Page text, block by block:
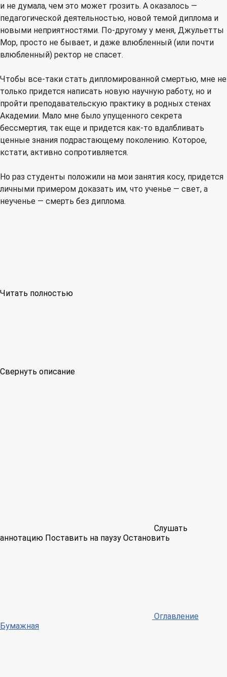
и не думала, чем это может грозить. А оказалось —
педагогической деятельностью, новой темой диплома и
новыми неприятностями. По-другому у меня, Джульетты
Мор, просто не бывает, и даже влюбленный (или почти
влюбленный) ректор не спасет.
Чтобы все-таки стать дипломированной смертью, мне не
только придется написать новую научную работу, но и
пройти преподавательскую практику в родных стенах
Академии. Мало мне было упущенного секрета
бессмертия, так еще и придется как-то вдалбливать
ценные знания подрастающему поколению. Которое,
кстати, активно сопротивляется.
Но раз студенты положили на мои занятия косу, придется
личными примером доказать им, что ученье — свет, а
неученье — смерть без диплома.
Читать полностью
Свернуть описание
Слушать
аннотацию Поставить на паузу Остановить
Оглавление
Бумажная